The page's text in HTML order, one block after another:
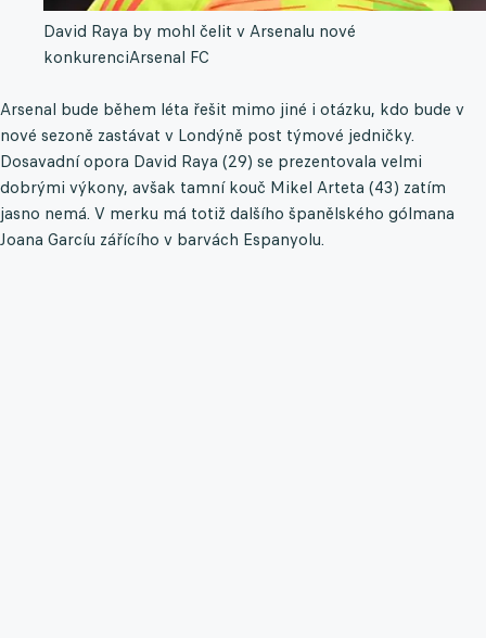
David Raya by mohl čelit v Arsenalu nové
konkurenciArsenal FC
Arsenal bude během léta řešit mimo jiné i otázku, kdo bude v
nové sezoně zastávat v Londýně post týmové jedničky.
Dosavadní opora David Raya (29) se prezentovala velmi
dobrými výkony, avšak tamní kouč Mikel Arteta (43) zatím
jasno nemá. V merku má totiž dalšího španělského gólmana
Joana Garcíu zářícího v barvách Espanyolu.